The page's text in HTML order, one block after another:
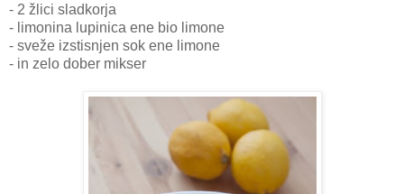
- 2 žlici sladkorja
- limonina lupinica ene bio limone
- sveže izstisnjen sok ene limone
- in zelo dober mikser